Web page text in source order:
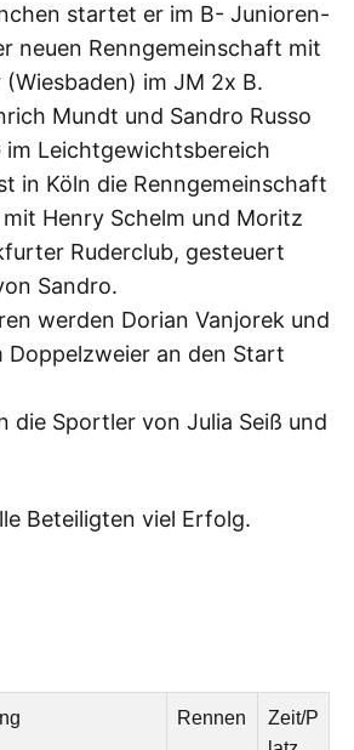
startet er im B- Junioren-
neuen Renngemeinschaft mit
im JM 2x B.
Mundt und Sandro Russo
im Leichtgewichtsbereich
in Köln die Renngemeinschaft
Henry Schelm und Moritz
Ruderclub, gesteuert
Sandro.
werden Dorian Vanjorek und
Doppelzweier an den Start
die Sportler von Julia Seiß und
Beteiligten viel Erfolg.
Rennen
Zeit/P